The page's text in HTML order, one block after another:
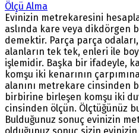
Ölçü Alma
Evinizin metrekaresini
aslında kare veya dikdörgen
demektir. Parça parça
alanların tek tek, enleri ile
işlemidir. Başka bir ifadeyle,
komşu iki kenarının
alanını metrekare cinsinden
birbirine birleşen komşu iki
cinsinden ölçün. Ölçtüğünüz
Bulduğunuz sonuç evinizin